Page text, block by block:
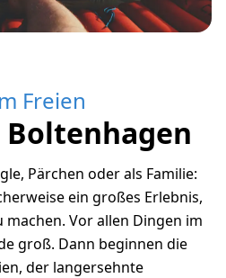
Freien
Pärchen oder als Familie:
ein großes Erlebnis,
machen. Vor allen Dingen im
groß. Dann beginnen die
der langersehnte